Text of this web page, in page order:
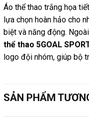
Áo thể thao trắng họa
lựa chọn hoàn hảo cho
biệt và năng động.
thể thao 5GOAL
logo đội nhóm, giúp bộ
SẢN PHẨM